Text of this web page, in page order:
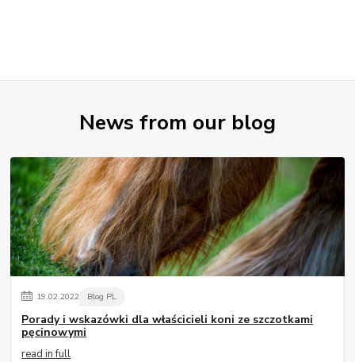
News from our blog
19.02.2022 Blog PL
Porady i wskazówki dla właścicieli koni ze szczotkami
pęcinowymi
read in full